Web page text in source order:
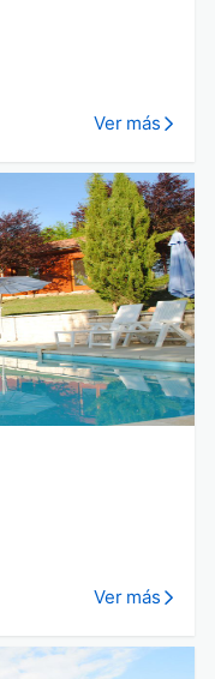
Ver más
Ver más